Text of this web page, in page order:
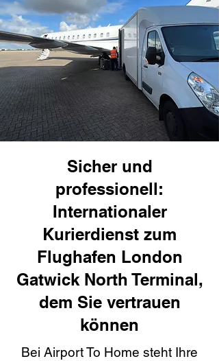
Sicher und
professionell:
Internationaler
Kurierdienst zum
Flughafen London
Gatwick North Terminal,
dem Sie vertrauen
können
Bei Airport To Home steht Ihre